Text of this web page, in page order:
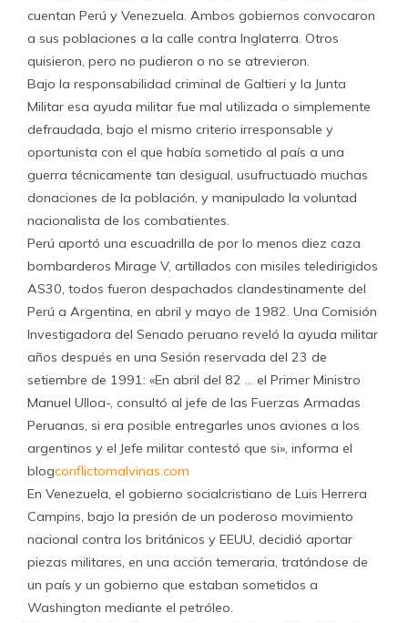
cuentan Perú y Venezuela. Ambos gobiernos convocaron
a sus poblaciones a la calle contra Inglaterra. Otros
quisieron, pero no pudieron o no se atrevieron.
Bajo la responsabilidad criminal de Galtieri y la Junta
Militar esa ayuda militar fue mal utilizada o simplemente
defraudada, bajo el mismo criterio irresponsable y
oportunista con el que había sometido al país a una
guerra técnicamente tan desigual, usufructuado muchas
donaciones de la población, y manipulado la voluntad
nacionalista de los combatientes.
Perú aportó una escuadrilla de por lo menos diez caza
bombarderos Mirage V, artillados con misiles teledirigidos
AS30, todos fueron despachados clandestinamente del
Perú a Argentina, en abril y mayo de 1982. Una Comisión
Investigadora del Senado peruano reveló la ayuda militar
años después en una Sesión reservada del 23 de
setiembre de 1991: «En abril del 82 … el Primer Ministro
Manuel Ulloa-, consultó al jefe de las Fuerzas Armadas
Peruanas, si era posible entregarles unos aviones a los
argentinos y el Jefe militar contestó que si», informa el
blogconflictomalvinas.com
En Venezuela, el gobierno socialcristiano de Luis Herrera
Campins, bajo la presión de un poderoso movimiento
nacional contra los británicos y EEUU, decidió aportar
piezas militares, en una acción temeraria, tratándose de
un país y un gobierno que estaban sometidos a
Washington mediante el petróleo.